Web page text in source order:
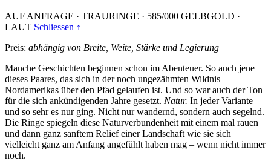
AUF ANFRAGE · TRAURINGE · 585/000 GELBGOLD ·
LAUT Schliessen ↑
Preis: abhängig von Breite, Weite, Stärke und Legierung
Manche Geschichten beginnen schon im Abenteuer. So auch jene
dieses Paares, das sich in der noch ungezähmten Wildnis
Nordamerikas über den Pfad gelaufen ist. Und so war auch der Ton
für die sich ankündigenden Jahre gesetzt. Natur. In jeder Variante
und so sehr es nur ging. Nicht nur wandernd, sondern auch segelnd.
Die Ringe spiegeln diese Naturverbundenheit mit einem mal rauen
und dann ganz sanftem Relief einer Landschaft wie sie sich
vielleicht ganz am Anfang angefühlt haben mag – wenn nicht immer
noch.